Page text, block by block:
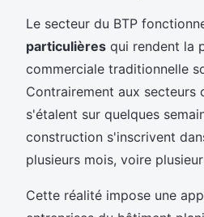
Le secteur du BTP
particulières qui rendent la
commerciale traditionnelle
Contrairement aux secteurs
s'étalent sur quelques
construction s'inscrivent
plusieurs mois, voire
Cette réalité impose une